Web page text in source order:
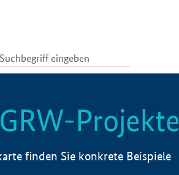
Projekte
finden Sie konkrete Beispiele